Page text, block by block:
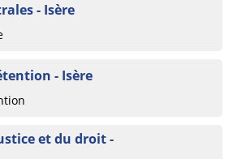
- Isère
- Isère
et du droit -